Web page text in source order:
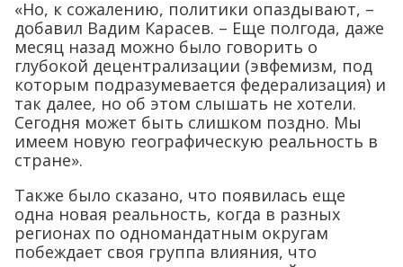
«Но, к сожалению, политики опаздывают, –
добавил Вадим Карасев. – Еще полгода, даже
месяц назад можно было говорить о
глубокой децентрализации (эвфемизм, под
которым подразумевается федерализация) и
так далее, но об этом слышать не хотели.
Сегодня может быть слишком поздно. Мы
имеем новую географическую реальность в
стране».
Также было сказано, что появилась еще
одна новая реальность, когда в разных
регионах по одномандатным округам
побеждает своя группа влияния, что